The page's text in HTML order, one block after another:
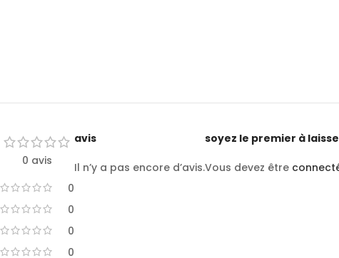
0 avis
0
0
0
0
avis
Il n’y a pas encore d’avis.
soyez le premier à
Vous devez être